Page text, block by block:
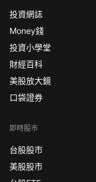
投資網誌
Money錢
投資小學堂
財經百科
美股放大鏡
口袋證券
即時股市
台股股市
美股股市